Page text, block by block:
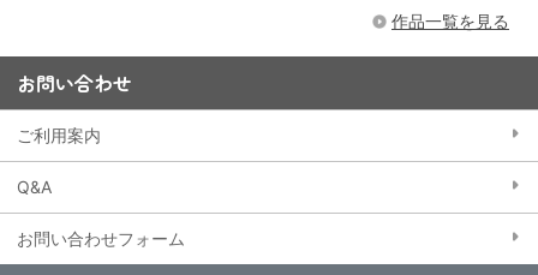
作品一覧を見る
お問い合わせ
ご利用案内
Q&A
お問い合わせフォーム